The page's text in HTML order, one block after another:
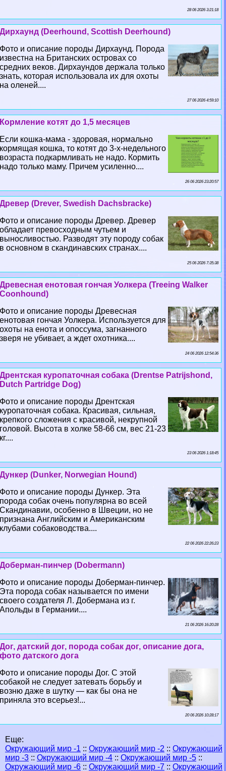
28 06 2026 3:21:18
Дирхаунд (Deerhound, Scottish Deerhound)
Фото и описание породы Дирхаунд. Порода
известна на Британских островах со
средних веков. Дирхаундов держала только
знать, которая использовала их для охоты
на оленей....
27 06 2026 4:59:10
Кормление котят до 1,5 месяцев
Если кошка-мама - здоровая, нормально
кормящая кошка, то котят до 3-х-недельного
возраста подкармливать не надо. Кормить
надо только маму. Причем усиленно....
26 06 2026 23:20:57
Древер (Drever, Swedish Dachsbracke)
Фото и описание породы Древер. Древер
обладает превосходным чутьем и
выносливостью. Разводят эту породу собак
в основном в скандинавских странах....
25 06 2026 7:35:38
Древесная енотовая гончая Уолкера (Treeing Walker
Coonhound)
Фото и описание породы Древесная
енотовая гончая Уолкера. Используется для
охоты на енота и опоссума, загнанного
зверя не убивает, а ждет охотника....
24 06 2026 12:54:36
Дрентская куропаточная собака (Drentse Patrijshond,
Dutch Partridge Dog)
Фото и описание породы Дрентская
куропаточная собака. Красивая, сильная,
крепкого сложения с красивой, некрупной
головой. Высота в холке 58-66 см, вес 21-23
кг....
23 06 2026 1:18:45
Дункер (Dunker, Norwegian Hound)
Фото и описание породы Дункер. Эта
порода собак очень популярна во всей
Скандинавии, особенно в Швеции, но не
признана Английским и Американским
клубами собаководства....
22 06 2026 22:26:23
Доберман-пинчер (Dobermann)
Фото и описание породы Доберман-пинчер.
Эта порода собак называется по имени
своего создателя Л. Добермана из г.
Апольды в Германии....
21 06 2026 16:20:28
Дог, датский дог, порода собак дог, описание дога,
фото датского дога
Фото и описание породы Дог. С этой
собакой не следует затевать борьбу и
возню даже в шутку — как бы она не
приняла это всерьез!...
20 06 2026 10:28:17
Еще:
Окружающий мир -1 :: Окружающий мир -2 :: Окружающий
мир -3 :: Окружающий мир -4 :: Окружающий мир -5 ::
Окружающий мир -6 :: Окружающий мир -7 :: Окружающий